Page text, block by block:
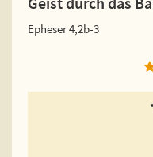
Epheser 4,2b-3